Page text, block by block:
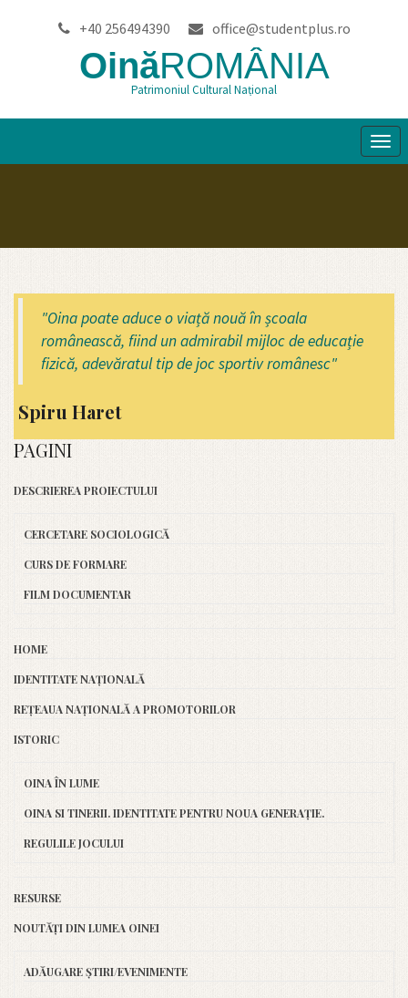
+40 256494390 office@studentplus.ro
OinăROMÂNIA
Patrimoniul Cultural Național
"Oina poate aduce o viață nouă în școala
românească, fiind un admirabil mijloc de educație
fizică, adevăratul tip de joc sportiv românesc"
Spiru Haret
PAGINI
DESCRIEREA PROIECTULUI
CERCETARE SOCIOLOGICĂ
CURS DE FORMARE
FILM DOCUMENTAR
HOME
IDENTITATE NAȚIONALĂ
REȚEAUA NAȚIONALĂ A PROMOTORILOR
ISTORIC
OINA ÎN LUME
OINA SI TINERII. IDENTITATE PENTRU NOUA GENERAȚIE.
REGULILE JOCULUI
RESURSE
NOUTĂȚI DIN LUMEA OINEI
ADĂUGARE ȘTIRI/EVENIMENTE